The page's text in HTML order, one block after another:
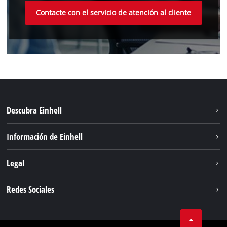
Contacte con el servicio de atención al cliente
Descubra Einhell
Servicio
Información de Einhell
Legal
Redes Sociales